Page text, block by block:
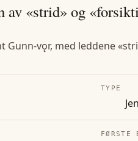
av «strid» og
vǫr, med leddene
TYPE
FØRSTE